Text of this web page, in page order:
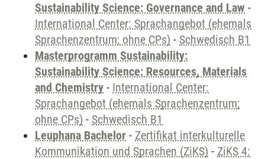
Sustainability Science: Governance and Law -
International Center: Sprachangebot (ehemals
Sprachenzentrum; ohne CPs) - Schwedisch B1
Masterprogramm Sustainability:
Sustainability Science: Resources, Materials
and Chemistry - International Center:
Sprachangebot (ehemals Sprachenzentrum;
ohne CPs) - Schwedisch B1
Leuphana Bachelor - Zertifikat interkulturelle
Kommunikation und Sprachen (ZiKS) - ZiKS 4: